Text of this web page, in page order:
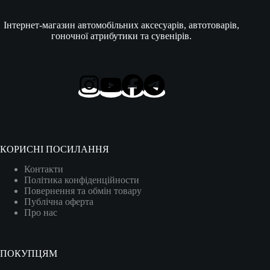
Інтернет-магазин автомобільних аксесуарів, автотоварів,
гоночної атрибутики та сувенірів.
КОРИСНІ ПОСИЛАННЯ
Контакти
Політика конфіденційности
Повернення та обмін товару
Публічна оферта
Про нас
ПОКУПЦЯМ